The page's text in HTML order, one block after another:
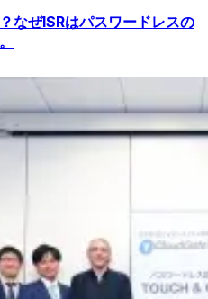
なぜISRはパスワードレスの